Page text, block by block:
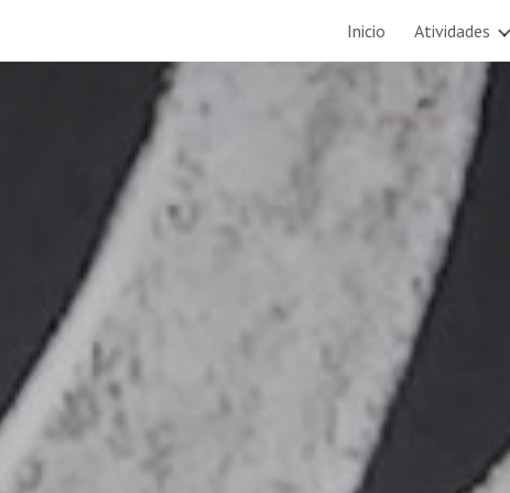
Skip to navigation
Inicio Atividades